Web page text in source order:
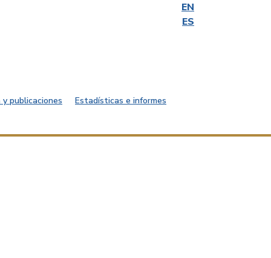
EN
ES
publicaciones Estadísticas e informes